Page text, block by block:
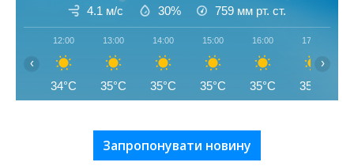
4.1 м/с 30% 759 мм рт. ст.
12:00
34°C
13:00
35°C
14:00
35°C
15:00
35°C
16:00
35°C
17:00
35°C
‹ ›
Запропонувати новину